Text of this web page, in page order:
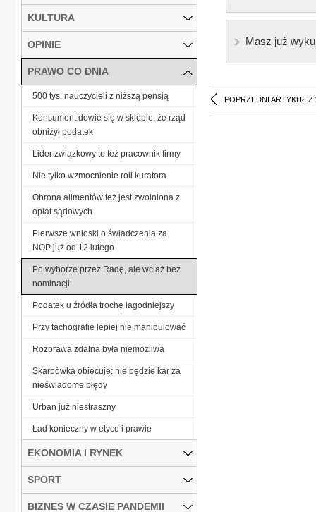
Masz już
POPRZEDNI ARTYKUŁ Z
KULTURA
OPINIE
PRAWO CO DNIA
500 tys. nauczycieli z niższą pensją
Konsument dowie się w sklepie, że rząd
obniżył podatek
Lider związkowy to też pracownik firmy
Nie tylko wzmocnienie roli kuratora
Obrona alimentów też jest zwolniona z
opłat sądowych
Pierwsze wnioski o świadczenia za
NOP już od 12 lutego
Po wyborze przez Radę, ale wciąż bez
nominacji
Podatek u źródła trochę łagodniejszy
Przy tachografie lepiej nie manipulować
Rozprawa zdalna była niemożliwa
Skarbówka obiecuje: nie będzie kar za
nieświadome błędy
Urban już niestraszny
Ład konieczny w etyce i prawie
EKONOMIA I RYNEK
SPORT
BIZNES W CZASIE PANDEMII